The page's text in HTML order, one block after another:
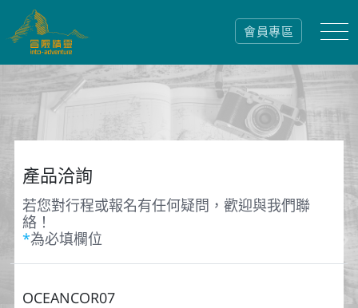
會員專區
產品洽詢
若您對行程或報名有任何疑問，歡迎與我們聯
絡！
*為必填欄位
OCEANCOR07